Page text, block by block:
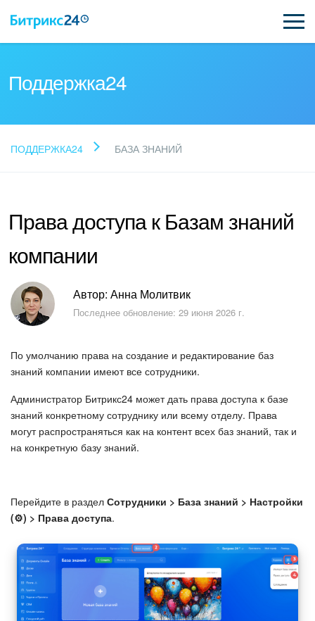
Прочитайте готовые
Новые статьи
Поддержка Битрикс24
Регистрация и вход
Безопасность в Битрикс24
Тарифы и оплата
AI в Битрикс24
Задачи
Проекты AI
Мессенджер
Поддержка24
ПОДДЕРЖКА24 БАЗА ЗНАНИЙ
Права доступа к Базам знаний
компании
Автор: Анна Молитвик
Последнее обновление: 29 июня 2026 г.
По умолчанию права на создание и редактирование баз
знаний компании имеют все сотрудники.
Администратор Битрикс24 может дать права доступа к базе
знаний конкретному сотруднику или всему отделу. Права
могут распространяться как на контент всех баз знаний, так и
на конкретную базу знаний.
Перейдите в раздел Сотрудники > База знаний > Настройки
(⚙️) > Права доступа.